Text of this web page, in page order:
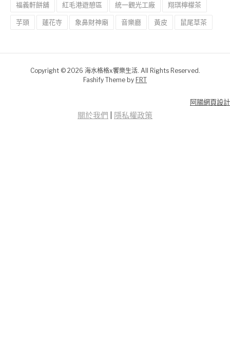
福義軒餅舖 紅毛港遊憩區 統一觀光工廠 翔琪檸檬茶
芋頭 蓮花寺 象鼻財神廟 音樂廳 黃皮 鼠尾草茶
Copyright © 2026 海水格格x饗樂生活. All Rights Reserved.
Fashify Theme by FRT
阿腸網頁設計
關於我們 隱私權政策